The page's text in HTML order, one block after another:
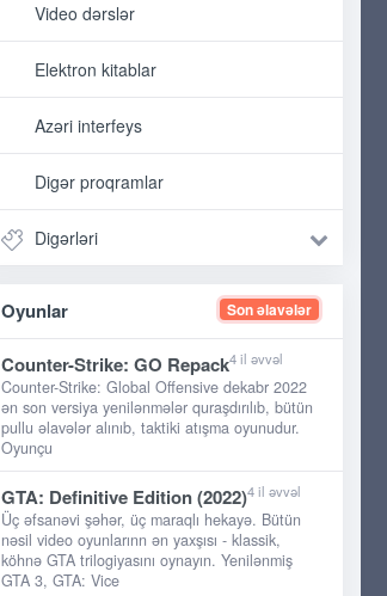
Video dərslər
Elektron kitablar
Azəri interfeys
Digər proqramlar
Digərləri
Oyunlar Son əlavələr
Counter-Strike: GO Repack4 il əvvəl
Counter-Strike: Global Offensive dekabr 2022
ən son versiya yenilənmələr quraşdırılıb, bütün
pullu əlavələr alınıb, taktiki atışma oyunudur.
Oyunçu
GTA: Definitive Edition (2022)4 il əvvəl
Üç əfsanəvi şəhər, üç maraqlı hekayə. Bütün
nəsil video oyunlarınn ən yaxşısı - klassik,
köhnə GTA trilogiyasını oynayın. Yenilənmiş
GTA 3, GTA: Vice